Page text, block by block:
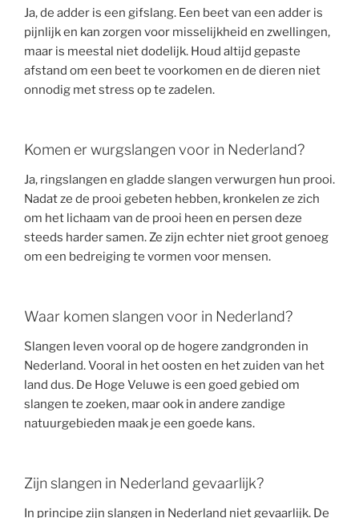
Ja, de adder is een gifslang. Een beet van een adder is
pijnlijk en kan zorgen voor misselijkheid en zwellingen,
maar is meestal niet dodelijk. Houd altijd gepaste
afstand om een beet te voorkomen en de dieren niet
onnodig met stress op te zadelen.
Komen er wurgslangen voor in Nederland?
Ja, ringslangen en gladde slangen verwurgen hun prooi.
Nadat ze de prooi gebeten hebben, kronkelen ze zich
om het lichaam van de prooi heen en persen deze
steeds harder samen. Ze zijn echter niet groot genoeg
om een bedreiging te vormen voor mensen.
Waar komen slangen voor in Nederland?
Slangen leven vooral op de hogere zandgronden in
Nederland. Vooral in het oosten en het zuiden van het
land dus. De Hoge Veluwe is een goed gebied om
slangen te zoeken, maar ook in andere zandige
natuurgebieden maak je een goede kans.
Zijn slangen in Nederland gevaarlijk?
In principe zijn slangen in Nederland niet gevaarlijk. De